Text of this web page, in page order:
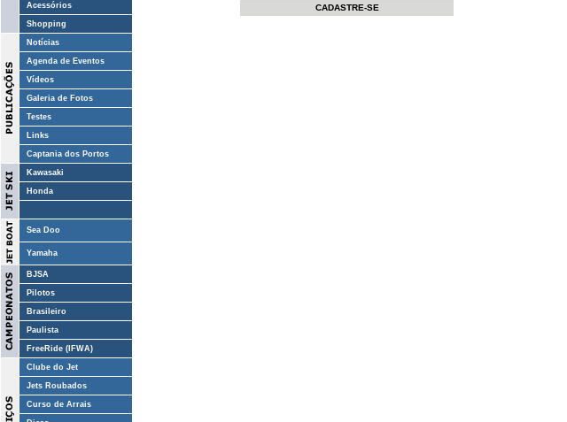
Acessórios
Shopping
Notícias
Agenda de Eventos
Vídeos
Galeria de Fotos
Testes
Links
Captania dos Portos
Kawasaki
Honda
Sea Doo
Yamaha
BJSA
Pilotos
Brasileiro
Paulista
FreeRide (IFWA)
Clube do Jet
Jets Roubados
Curso de Arrais
CADASTRE-SE